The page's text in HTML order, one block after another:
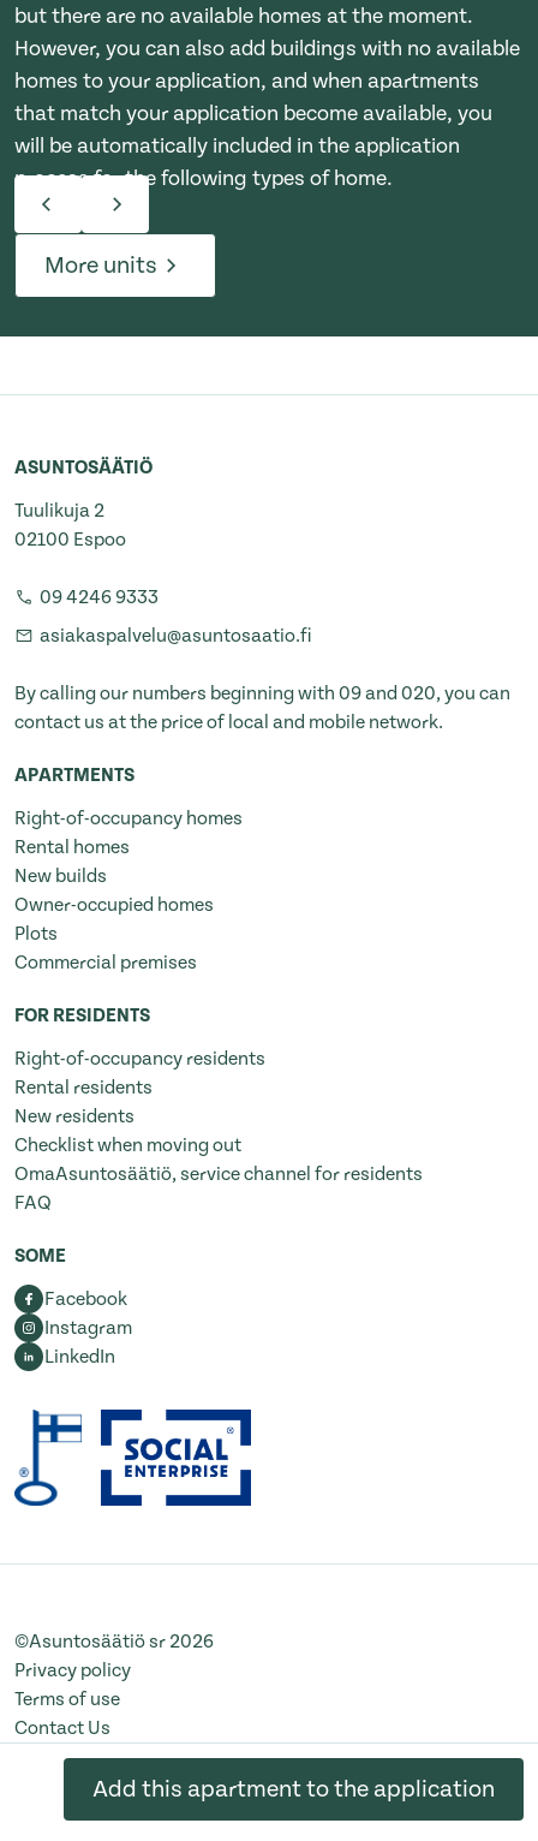
but there are no available homes at the moment.
However, you can also add buildings with no available
homes to your application, and when apartments
that match your application become available, you
will be automatically included in the application
process for the following types of home.
More units
ASUNTOSÄÄTIÖ
Tuulikuja 2
02100 Espoo
09 4246 9333
asiakaspalvelu@asuntosaatio.fi
By calling our numbers beginning with 09 and 020, you can
contact us at the price of local and mobile network.
APARTMENTS
Right-of-occupancy homes
Rental homes
New builds
Owner-occupied homes
Plots
Commercial premises
FOR RESIDENTS
Right-of-occupancy residents
Rental residents
New residents
Checklist when moving out
OmaAsuntosäätiö, service channel for residents
FAQ
SOME
Facebook
Instagram
LinkedIn
©Asuntosäätiö sr 2026
Privacy policy
Terms of use
Contact Us
Change cookie settings
Add this apartment to the application